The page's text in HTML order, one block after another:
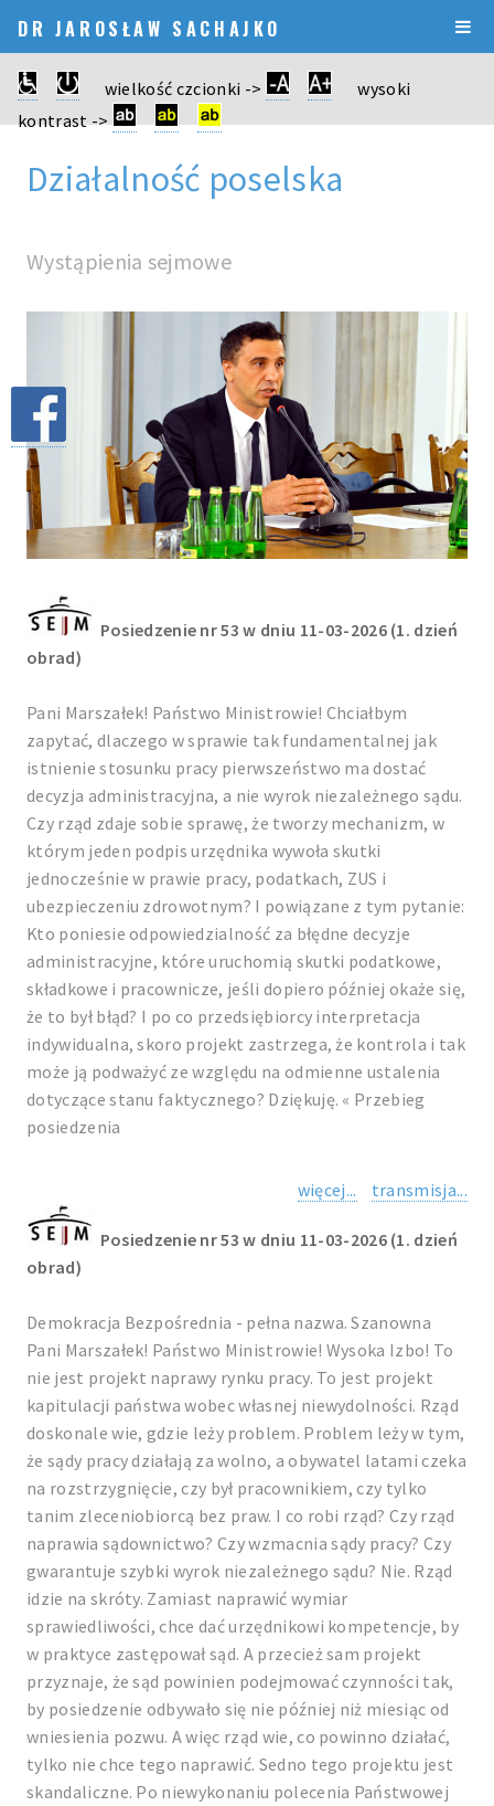
DR JAROSŁAW SACHAJKO
wielkość czcionki ->
wysoki
kontrast ->
Działalność poselska
Wystąpienia sejmowe
Posiedzenie nr 53 w dniu 11-03-2026 (1. dzień
obrad)
Pani Marszałek! Państwo Ministrowie! Chciałbym
zapytać, dlaczego w sprawie tak fundamentalnej jak
istnienie stosunku pracy pierwszeństwo ma dostać
decyzja administracyjna, a nie wyrok niezależnego sądu.
Czy rząd zdaje sobie sprawę, że tworzy mechanizm, w
którym jeden podpis urzędnika wywoła skutki
jednocześnie w prawie pracy, podatkach, ZUS i
ubezpieczeniu zdrowotnym? I powiązane z tym pytanie:
Kto poniesie odpowiedzialność za błędne decyzje
administracyjne, które uruchomią skutki podatkowe,
składkowe i pracownicze, jeśli dopiero później okaże się,
że to był błąd? I po co przedsiębiorcy interpretacja
indywidualna, skoro projekt zastrzega, że kontrola i tak
może ją podważyć ze względu na odmienne ustalenia
dotyczące stanu faktycznego? Dziękuję. « Przebieg
posiedzenia
więcej... transmisja...
Posiedzenie nr 53 w dniu 11-03-2026 (1. dzień
obrad)
Demokracja Bezpośrednia - pełna nazwa. Szanowna
Pani Marszałek! Państwo Ministrowie! Wysoka Izbo! To
nie jest projekt naprawy rynku pracy. To jest projekt
kapitulacji państwa wobec własnej niewydolności. Rząd
doskonale wie, gdzie leży problem. Problem leży w tym,
że sądy pracy działają za wolno, a obywatel latami czeka
na rozstrzygnięcie, czy był pracownikiem, czy tylko
tanim zleceniobiorcą bez praw. I co robi rząd? Czy rząd
naprawia sądownictwo? Czy wzmacnia sądy pracy? Czy
gwarantuje szybki wyrok niezależnego sądu? Nie. Rząd
idzie na skróty. Zamiast naprawić wymiar
sprawiedliwości, chce dać urzędnikowi kompetencje, by
w praktyce zastępował sąd. A przecież sam projekt
przyznaje, że sąd powinien podejmować czynności tak,
by posiedzenie odbywało się nie później niż miesiąc od
wniesienia pozwu. A więc rząd wie, co powinno działać,
tylko nie chce tego naprawić. Sedno tego projektu jest
skandaliczne. Po niewykonaniu polecenia Państwowej